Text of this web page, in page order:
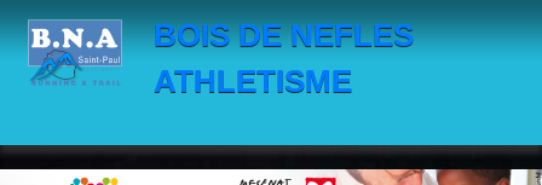
BOIS DE NEFLES
ATHLETISME